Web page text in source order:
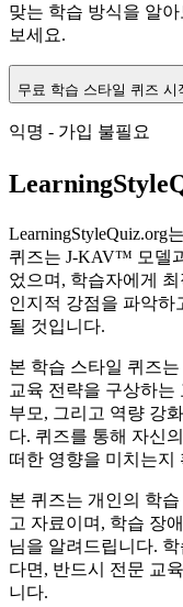
맞는 학습 방식을 알
보세요.
무료 학습 스타일 퀴즈 시
익명 - 가입 불필요
LearningStyleQuiz.org
퀴즈는 J-KAV™ 모델
었으며, 학습자에게
인지적 강점을 파악하
될 것입니다.
본 학습 스타일 퀴즈
교육 전략을 구상하는
부모, 그리고 역량 강
다. 퀴즈를 통해 자신
떠한 영향을 미치는지
본 퀴즈는 개인의 학
고 자료이며, 학습 장
님을 알려드립니다.
다면, 반드시 전문 교
니다.